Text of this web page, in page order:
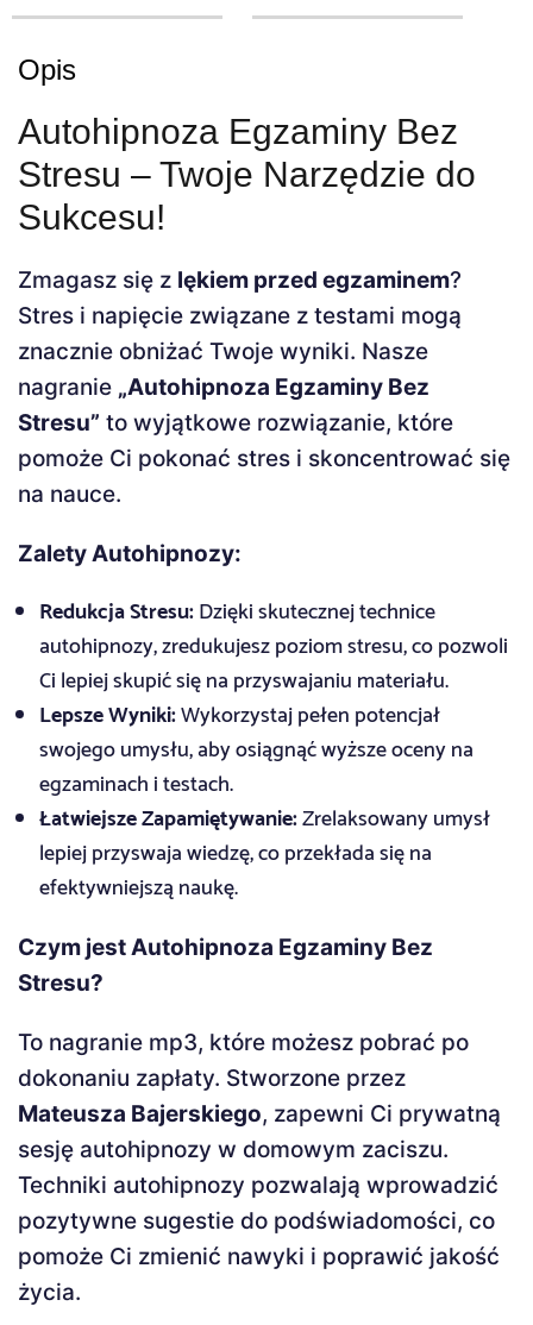
Opis
Autohipnoza Egzaminy Bez
Stresu – Twoje Narzędzie do
Sukcesu!
Zmagasz się z lękiem przed egzaminem?
Stres i napięcie związane z testami mogą
znacznie obniżać Twoje wyniki. Nasze
nagranie „Autohipnoza Egzaminy Bez
Stresu” to wyjątkowe rozwiązanie, które
pomoże Ci pokonać stres i skoncentrować się
na nauce.
Zalety Autohipnozy:
Redukcja Stresu:Dzięki skutecznej technice
autohipnozy, zredukujesz poziom stresu, co pozwoli
Ci lepiej skupić się na przyswajaniu materiału.
Lepsze Wyniki:Wykorzystaj pełen potencjał
swojego umysłu, aby osiągnąć wyższe oceny na
egzaminach i testach.
Łatwiejsze Zapamiętywanie:Zrelaksowany umysł
lepiej przyswaja wiedzę, co przekłada się na
efektywniejszą naukę.
Czym jest Autohipnoza Egzaminy Bez
Stresu?
To nagranie mp3, które możesz pobrać po
dokonaniu zapłaty. Stworzone przez
Mateusza Bajerskiego, zapewni Ci prywatną
sesję autohipnozy w domowym zaciszu.
Techniki autohipnozy pozwalają wprowadzić
pozytywne sugestie do podświadomości, co
pomoże Ci zmienić nawyki i poprawić jakość
życia.